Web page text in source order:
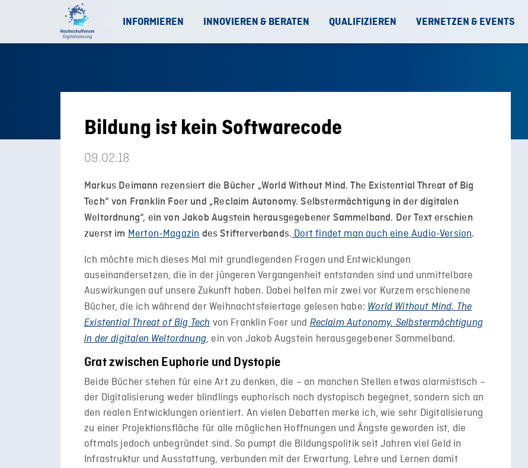
INFORMIEREN INNOVIEREN & BERATEN QUALIFIZIEREN VERNETZEN & EVENTS
Bildung ist kein Softwarecode
09.02.18
Markus Deimann rezensiert die Bücher „World Without Mind. The Existential Threat of Big
Tech“ von Franklin Foer und „Reclaim Autonomy. Selbstermächtigung in der digitalen
Weltordnung“, ein von Jakob Augstein herausgegebener Sammelband. Der Text erschien
zuerst im Merton-Magazin des Stifterverbands. Dort findet man auch eine Audio-Version.
Ich möchte mich dieses Mal mit grundlegenden Fragen und Entwicklungen
auseinandersetzen, die in der jüngeren Vergangenheit entstanden sind und unmittelbare
Auswirkungen auf unsere Zukunft haben. Dabei helfen mir zwei vor Kurzem erschienene
Bücher, die ich während der Weihnachtsfeiertage gelesen habe: World Without Mind. The
Existential Threat of Big Tech von Franklin Foer und Reclaim Autonomy. Selbstermächtigung
in der digitalen Weltordnung, ein von Jakob Augstein herausgegebener Sammelband.
Grat zwischen Euphorie und Dystopie
Beide Bücher stehen für eine Art zu denken, die – an manchen Stellen etwas alarmistisch –
der Digitalisierung weder blindlings euphorisch noch dystopisch begegnet, sondern sich an
den realen Entwicklungen orientiert. An vielen Debatten merke ich, wie sehr Digitalisierung
zu einer Projektionsfläche für alle möglichen Hoffnungen und Ängste geworden ist, die
oftmals jedoch unbegründet sind. So pumpt die Bildungspolitik seit Jahren viel Geld in
Infrastruktur und Ausstattung, verbunden mit der Erwartung, Lehre und Lernen damit